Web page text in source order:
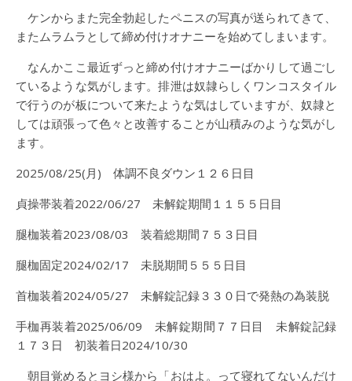
ケンからまた完全勃起したペニスの写真が送られてきて、
またムラムラとして締め付けオナニーを始めてしまいます。
なんかここ最近ずっと締め付けオナニーばかりして過ごし
ているような気がします。排泄は奴隷らしくワンコスタイル
で行うのが板について来たような気はしていますが、奴隷と
しては頑張って色々と改善することが山積みのような気がし
ます。
2025/08/25(月) 体調不良ダウン１２６日目
貞操帯装着2022/06/27 未解錠期間１１５５日目
腿枷装着2023/08/03 装着総期間７５３日目
腿枷固定2024/02/17 未脱期間５５５日目
首枷装着2024/05/27 未解錠記録３３０日で発熱の為装脱
手枷再装着2025/06/09 未解錠期間７７日目 未解錠記録
１７３日 初装着日2024/10/30
朝目覚めるとヨシ様から「おはよ。って寝れてないんだけ